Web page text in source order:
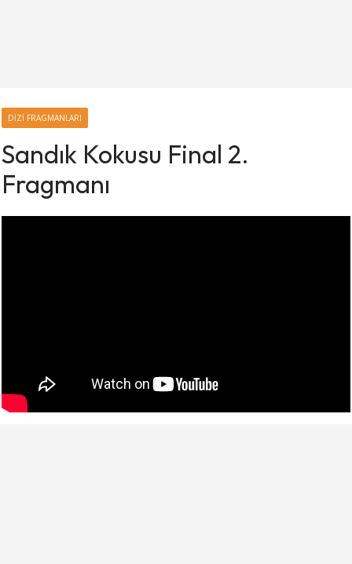
DIZI FRAGMANLARI
Sandık Kokusu Final 2.
Fragmanı